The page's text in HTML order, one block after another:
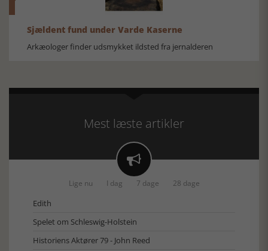
Sjældent fund under Varde Kaserne
Arkæologer finder udsmykket ildsted fra jernalderen
Mest læste artikler

Lige nu I dag 7 dage 28 dage
Edith
Spelet om Schleswig-Holstein
Historiens Aktører 79 - John Reed